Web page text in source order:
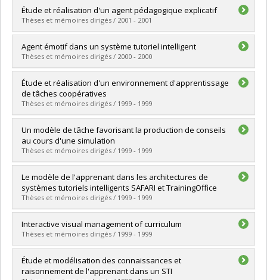
Graduate :Gardouh, El Bachir
Cycle : Master's
Grade :M. Sc.
Étude et réalisation d'un agent pédagogique explicatif
Thèses et mémoires dirigés / 2001 - 2001
Graduate :Zouaq, Amal
Cycle : Master's
Grade :M. Sc.
Lien vers le document dans Papyrus
Agent émotif dans un système tutoriel intelligent
Thèses et mémoires dirigés / 2000 - 2000
Graduate :Abou-Jaoude, Sassine C.
Cycle :Master's
Grade :M. Sc.
Lien vers le document dans Papyrus
Étude et réalisation d'un environnement d'apprentissage
de tâches coopératives
Thèses et mémoires dirigés / 1999 - 1999
Graduate :Rossignol, Jean-Yves
Cycle :Master's
Grade :M. Sc.
Lien vers le document dans Papyrus
Un modèle de tâche favorisant la production de conseils
au cours d'une simulation
Thèses et mémoires dirigés / 1999 - 1999
Graduate :Demers, Francis
Cycle :Master's
Grade :M. Sc.
Lien vers le document dans Papyrus
Le modèle de l'apprenant dans les architectures de
systèmes tutoriels intelligents SAFARI et TrainingOffice
Thèses et mémoires dirigés / 1999 - 1999
Graduate :Dufour, Claude
Cycle : Master's
Grade :M. Sc.
Lien vers le document dans Papyrus
Interactive visual management of curriculum
Thèses et mémoires dirigés / 1999 - 1999
Graduate :Guo, Ruibiao
Cycle :Doctoral
Étude et modélisation des connaissances et
raisonnement de l'apprenant dans un STI